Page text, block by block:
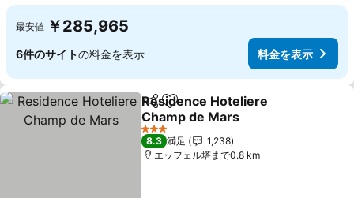
最安値 ￥285,965
6件のサイトの料金を表示 料金を表示
シェアお気に入りに追加
Residence Hoteliere
Champ de Mars
3 ホテルのランク
8.3 満足
1,238
エッフェル塔まで0.8 km